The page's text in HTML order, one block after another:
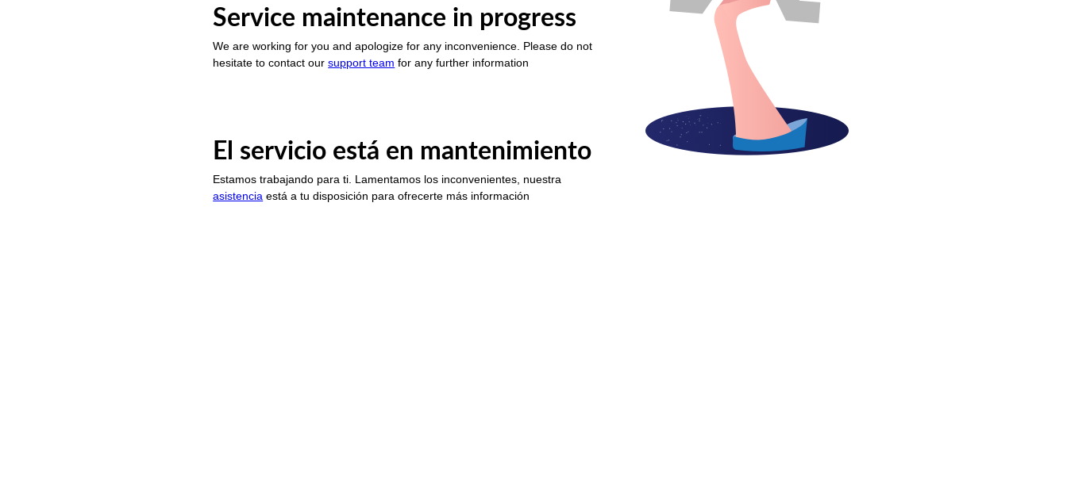
Service maintenance in progress
We are working for you and apologize for any inconvenience. Please do not
hesitate to contact oursupport team for any further information
El servicio está en mantenimiento
Estamos trabajando para ti. Lamentamos los inconvenientes, nuestra
asistencia está a tu disposición para ofrecerte más información